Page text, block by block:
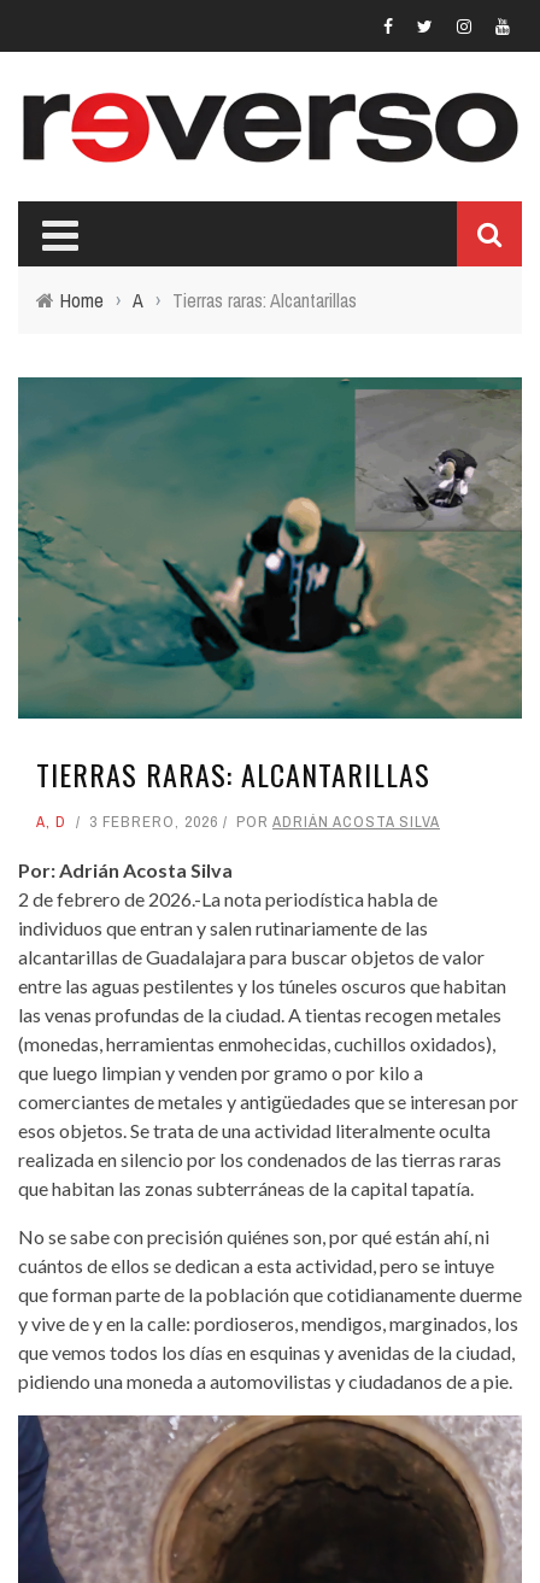
Home › A › Tierras raras: Alcantarillas
TIERRAS RARAS: ALCANTARILLAS
A, D 3 FEBRERO, 2026 POR ADRIÁN ACOSTA SILVA
Por: Adrián Acosta Silva
2 de febrero de 2026.-La nota periodística habla de
individuos que entran y salen rutinariamente de las
alcantarillas de Guadalajara para buscar objetos de valor
entre las aguas pestilentes y los túneles oscuros que habitan
las venas profundas de la ciudad. A tientas recogen metales
(monedas, herramientas enmohecidas, cuchillos oxidados),
que luego limpian y venden por gramo o por kilo a
comerciantes de metales y antigüedades que se interesan por
esos objetos. Se trata de una actividad literalmente oculta
realizada en silencio por los condenados de las tierras raras
que habitan las zonas subterráneas de la capital tapatía.
No se sabe con precisión quiénes son, por qué están ahí, ni
cuántos de ellos se dedican a esta actividad, pero se intuye
que forman parte de la población que cotidianamente duerme
y vive de y en la calle: pordioseros, mendigos, marginados, los
que vemos todos los días en esquinas y avenidas de la ciudad,
pidiendo una moneda a automovilistas y ciudadanos de a pie.